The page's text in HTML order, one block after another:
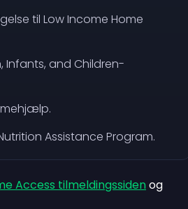
til Low Income Home
Infants, and Children-
Assistance Program.
Access tilmeldingssidenog